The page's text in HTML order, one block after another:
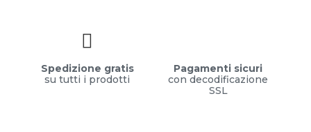
Spedizione gratis
su tutti i prodotti
Pagamenti sicuri
con decodificazione
SSL